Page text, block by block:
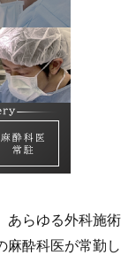
あらゆる外科施術
麻酔科医が常勤し